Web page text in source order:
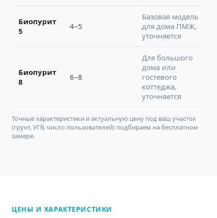
Биопурит
5
4–5
Базовая модель
для дома ПМЖ,
уточняется
Биопурит
8
6–8
Для большого
дома или
гостевого
коттеджа,
уточняется
Точные характеристики и актуальную цену под ваш участок
(грунт, УГВ, число пользователей) подбираем на бесплатном
замере.
ЦЕНЫ И ХАРАКТЕРИСТИКИ